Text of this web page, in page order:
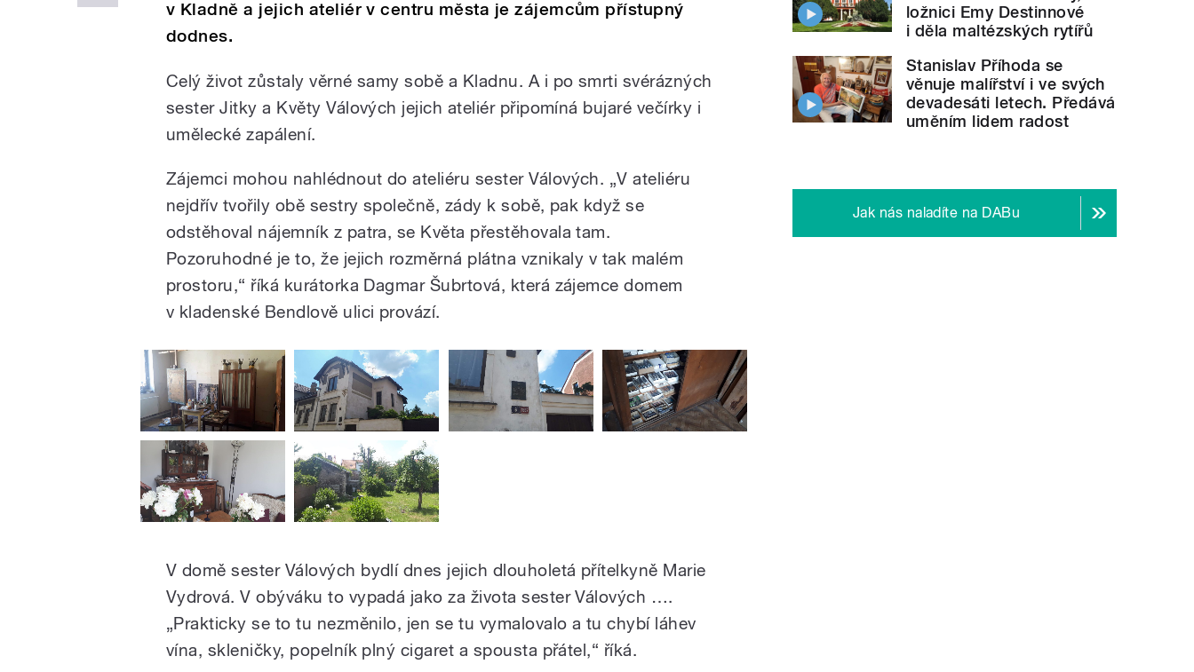
v Kladně a jejich ateliér v centru města je zájemcům přístupný
dodnes.
Celý život zůstaly věrné samy sobě a Kladnu. A i po smrti svérázných
sester Jitky a Květy Válových jejich ateliér připomíná bujaré večírky i
umělecké zapálení.
Zájemci mohou nahlédnout do ateliéru sester Válových. „V ateliéru
nejdřív tvořily obě sestry společně, zády k sobě, pak když se
odstěhoval nájemník z patra, se Květa přestěhovala tam.
Pozoruhodné je to, že jejich rozměrná plátna vznikaly v tak malém
prostoru,“ říká kurátorka Dagmar Šubrtová, která zájemce domem
v kladenské Bendlově ulici provází.
V domě sester Válových bydlí dnes jejich dlouholetá přítelkyně Marie
Vydrová. V obýváku to vypadá jako za života sester Válových ….
„Prakticky se to tu nezměnilo, jen se tu vymalovalo a tu chybí láhev
vína, skleničky, popelník plný cigaret a spousta přátel,“ říká.
ložnici Emy Destinnové
i děla maltézských rytířů
Stanislav Příhoda se
věnuje malířství i ve svých
devadesáti letech. Předává
uměním lidem radost
Jak nás naladíte na DABu